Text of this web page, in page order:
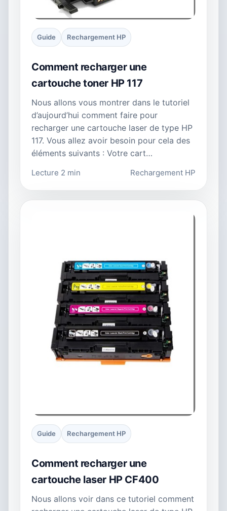
Guide Rechargement HP
Comment recharger une
cartouche toner HP 117
Nous allons vous montrer dans le tutoriel
d’aujourd’hui comment faire pour
recharger une cartouche laser de type HP
117. Vous allez avoir besoin pour cela des
éléments suivants : Votre cart…
Lecture 2 min Rechargement HP
Guide Rechargement HP
Comment recharger une
cartouche laser HP CF400
Nous allons voir dans ce tutoriel comment